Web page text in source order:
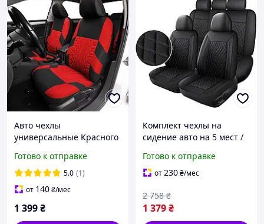
Авто чехлы
универсальные Красного
автомобильные сиденья
материал полиэстер
Готово к отправке
5.0 (1)
от 140₴/мес
1 399₴
Комплект чехлы на
сидение авто на 5 мест /
автомобильные сиденья /
Накидки на сиденье
Готово к отправке
от230₴/мес
1 379₴
2 758 ₴